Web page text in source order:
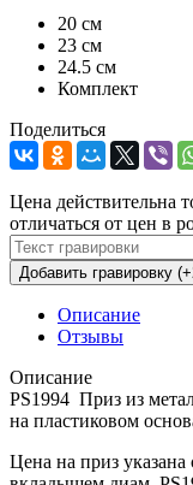
20 см
23 см
24.5 см
Комплект
Поделиться
Цена действительна
отличаться от цен в
Добавить гравировку
Описание
Отзывы
Описание
PS1994 Приз из
на пластиковом
Цена на приз